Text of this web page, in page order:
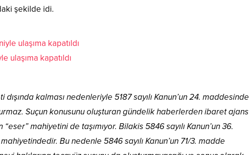
şekilde idi.
ulaşıma kapatıldı
dışında kalması nedenleriyle 5187 sayılı Kanun’un 24. maddesinde
Suçun konusunu oluşturan gündelik haberlerden ibaret ajans
“eser” mahiyetini de taşımıyor. Bilakis 5846 sayılı Kanun’un 36.
Bu nedenle 5846 sayılı Kanun’un 71/3. madde